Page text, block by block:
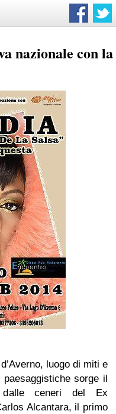
nazionale con la
luogo di miti e
sorge il
dalle ceneri del Ex
Alcantara, il primo